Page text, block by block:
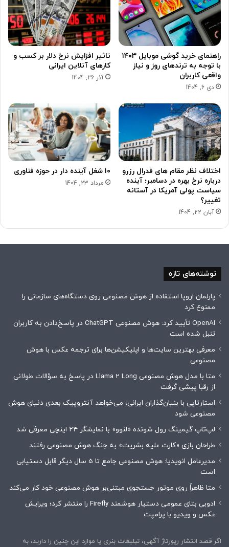
راهنمای خرید گوشی موبایل ۱۴۰۳
با توجه به ترندهای روز و نیاز
واقعی کاربران
دی 6, 1404
تاثیر افزایش نرخ دلار بر کسب و
کارهای آنلاین ایرانی
آذر 26, 1404
اختلاف نظر مقام های فدرال رزرو
درباره نرخ بهره در دسامبر؛ آینده
سیاست پولی آمریکا در آستانه
تغییر؟
آبان 22, 1404
۱۰ شغل آینده دار در حوزه فناوری
مرداد 23, 1404
نوشته‌های تازه
پارلمان اروپا استفاده از هوش مصنوعی روی دستگاه‌های سازمانی را
ممنوع کرد
OpenAI تأیید کرد: هوش مصنوعی ChatGPT در پاسخ‌دادن به کاربران
تنبل شده است
معرفی بهترین سایت‌ها و اپلیکیشن‌ها برای ترجمه عکس با هوش
مصنوعی
متا با مدل هوش مصنوعی Llama 2 Long در پاسخ به سؤالات طولانی
از رقبا پیشی گرفت
استارتاپی با بنیان‌گذاران ایرانی، می‌خواهد آنتروپیک بعدی دنیای هوش
مصنوعی شود
لپ‌تاپ گیمینگ رول شونده «لنوو» با نمایشگر ۲۴ اینچی معرفی شد
طراحان بازی «کارت علیه بشریت» به جنگ هوش مصنوعی رفتند
مدیرعامل انویدیا: هوش مصنوعی جامع تا 5 سال دیگر قابل دستیابی
است
متا ظاهراً روی موتور جستجوی مبتنی‌بر هوش مصنوعی خود کار می‌کند
ادوبی بتای عمومی دستیار هوشمند Firefly را منتشر کرد؛ ویرایش
عکس و ویدیو با پرامپت
اگر قصد انتشار رپورتاژ آگهی، تبلیغات بنری یا موارد این چنین را دارید، به